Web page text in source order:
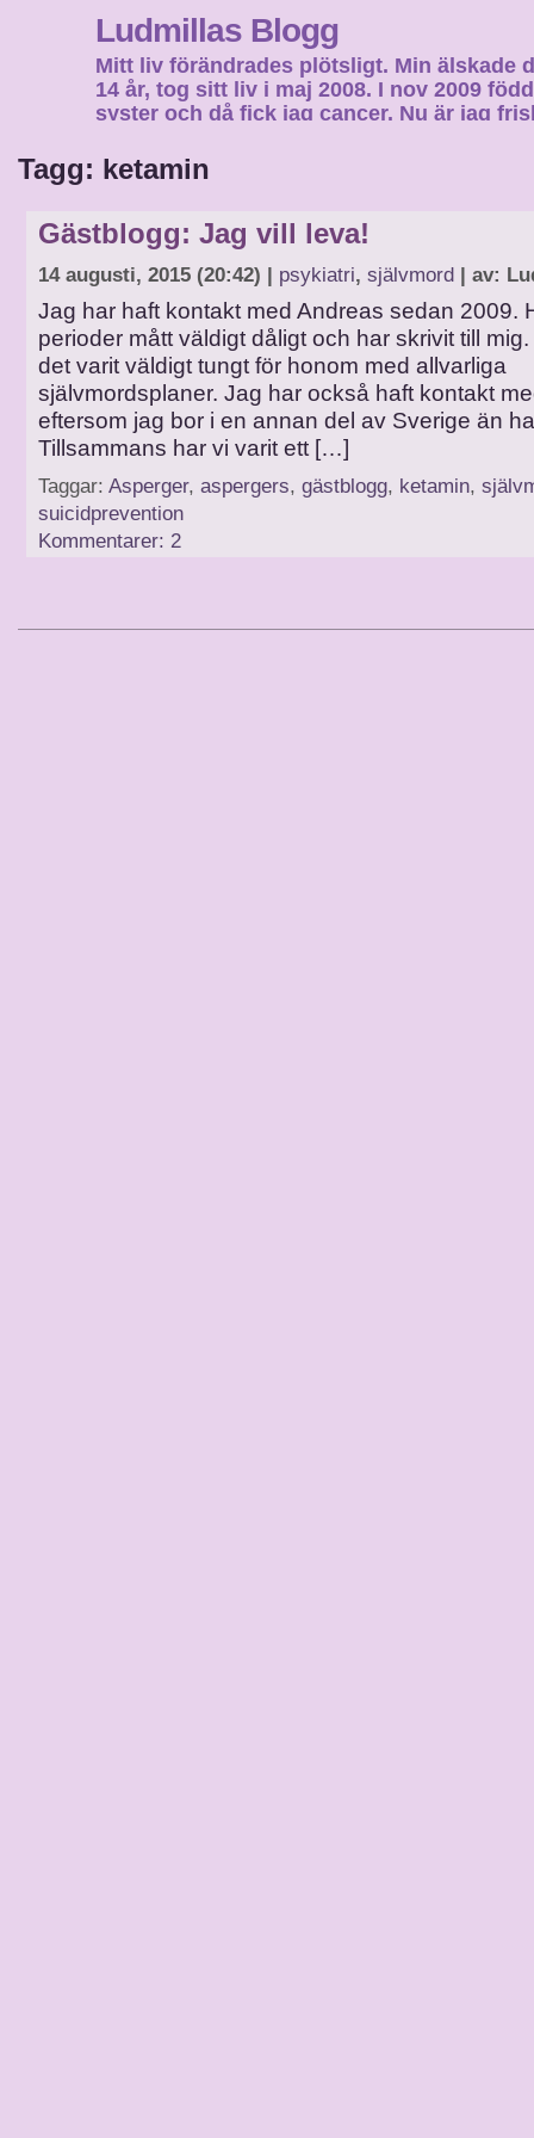
Ludmillas Blogg
Mitt liv förändrades plötsligt. Min älskade
14 år, tog sitt liv i maj 2008. I nov 2009
syster och då fick jag cancer. Nu är jag
Tagg: ketamin
Gästblogg: Jag vill leva!
14 augusti, 2015 (20:42) | psykiatri, självmord | av:
Jag har haft kontakt med Andreas sedan 2009.
perioder mått väldigt dåligt och har skrivit till
det varit väldigt tungt för honom med allvarliga
självmordsplaner. Jag har också haft kontakt
eftersom jag bor i en annan del av Sverige än
Tillsammans har vi varit ett […]
Taggar: Asperger, aspergers, gästblogg, ketamin,
suicidprevention
Kommentarer: 2